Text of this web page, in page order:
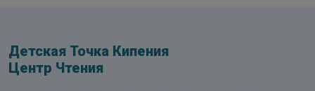
Детская Точка Кипения
Центр Чтения